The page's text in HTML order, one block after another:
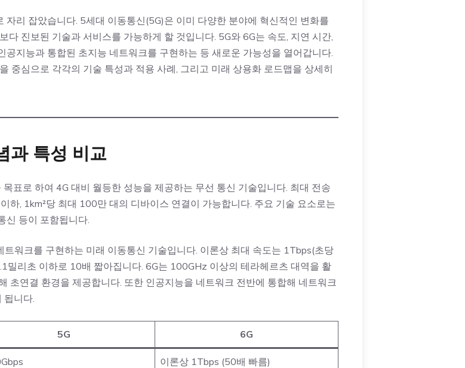
리 잡았습니다. 5세대 이동통신(5G)은 이미 다양한 분야에 혁신적인 변화를
다 진보된 기술과 서비스를 가능하게 할 것입니다. 5G와 6G는 속도, 지연 시간,
공지능과 통합된 초지능 네트워크를 구현하는 등 새로운 가능성을 열어갑니다.
중심으로 각각의 기술 특성과 적용 사례, 그리고 미래 상용화 로드맵을 상세히
과 특성 비교
표로 하여 4G 대비 월등한 성능을 제공하는 무선 통신 기술입니다. 최대 전송
하, 1km²당 최대 100만 대의 디바이스 연결이 가능합니다. 주요 기술 요소로는
신 등이 포함됩니다.
워크를 구현하는 미래 이동통신 기술입니다. 이론상 최대 속도는 1Tbps(초당
밀리초 이하로 10배 짧아집니다. 6G는 100GHz 이상의 테라헤르츠 대역을 활
초연결 환경을 제공합니다. 또한 인공지능을 네트워크 전반에 통합해 네트워크
됩니다.
5G 6G
이론상 1Tbps (50배 빠름)